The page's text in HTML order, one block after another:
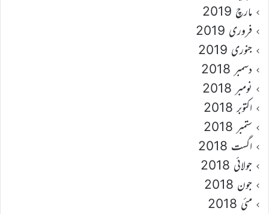
مارچ 2019
فروری 2019
جنوری 2019
دسمبر 2018
نومبر 2018
اکتوبر 2018
ستمبر 2018
اگست 2018
جولائی 2018
جون 2018
مئی 2018